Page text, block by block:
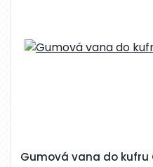
Gumová vana do kufru